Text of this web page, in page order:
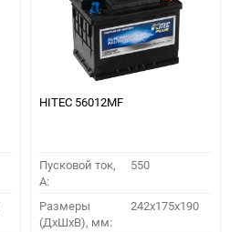
HITEC 56012MF
Пусковой ток,
A:
550
Размеры
(ДхШхВ), мм:
242x175x190